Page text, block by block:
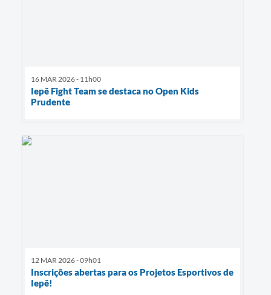
16 MAR 2026 - 11h00
Iepê Fight Team se destaca no Open Kids
Prudente
12 MAR 2026 - 09h01
Inscrições abertas para os Projetos Esportivos de
Iepê!